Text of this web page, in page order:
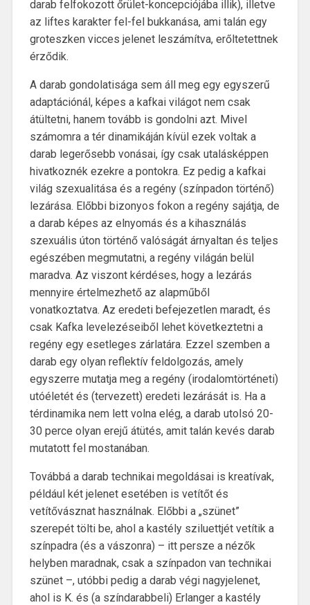
darab felfokozott őrület-koncepciójába illik), illetve
az liftes karakter fel-fel bukkanása, ami talán egy
groteszken vicces jelenet leszámítva, erőltetettnek
érződik.
A darab gondolatisága sem áll meg egy egyszerű
adaptációnál, képes a kafkai világot nem csak
átültetni, hanem tovább is gondolni azt. Mivel
számomra a tér dinamikáján kívül ezek voltak a
darab legerősebb vonásai, így csak utalásképpen
hivatkoznék ezekre a pontokra. Ez pedig a kafkai
világ szexualitása és a regény (színpadon történő)
lezárása. Előbbi bizonyos fokon a regény sajátja, de
a darab képes az elnyomás és a kihasználás
szexuális úton történő valóságát árnyaltan és teljes
egészében megmutatni, a regény világán belül
maradva. Az viszont kérdéses, hogy a lezárás
mennyire értelmezhető az alapműből
vonatkoztatva. Az eredeti befejezetlen maradt, és
csak Kafka levelezéseiből lehet következtetni a
regény egy esetleges zárlatára. Ezzel szemben a
darab egy olyan reflektív feldolgozás, amely
egyszerre mutatja meg a regény (irodalomtörténeti)
utóéletét és (tervezett) eredeti lezárását is. Ha a
térdinamika nem lett volna elég, a darab utolsó 20-
30 perce olyan erejű átütés, amit talán kevés darab
mutatott fel mostanában.
Továbbá a darab technikai megoldásai is kreatívak,
például két jelenet esetében is vetítőt és
vetítővásznat használnak. Előbbi a „szünet”
szerepét tölti be, ahol a kastély sziluettjét vetítik a
színpadra (és a vászonra) – itt persze a nézők
helyben maradnak, csak a színpadon van technikai
szünet –, utóbbi pedig a darab végi nagyjelenet,
ahol is K. és (a színdarabbeli) Erlanger a kastély